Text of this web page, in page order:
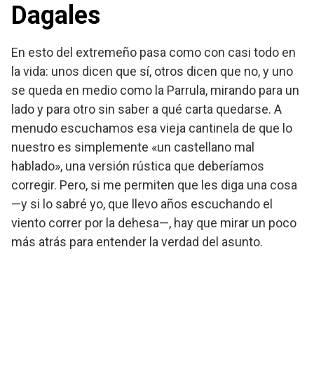
Dagales
En esto del extremeño pasa como con casi todo en
la vida: unos dicen que sí, otros dicen que no, y uno
se queda en medio como la Parrula, mirando para un
lado y para otro sin saber a qué carta quedarse. A
menudo escuchamos esa vieja cantinela de que lo
nuestro es simplemente «un castellano mal
hablado», una versión rústica que deberíamos
corregir. Pero, si me permiten que les diga una cosa
—y si lo sabré yo, que llevo años escuchando el
viento correr por la dehesa—, hay que mirar un poco
más atrás para entender la verdad del asunto.